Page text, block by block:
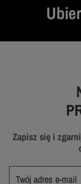
Zapisz się i